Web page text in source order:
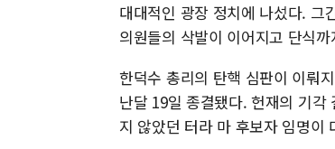
대대적인 광장 정치에 나섰다. 그
의원들의 삭발이 이어지고 단식
한덕수 총리의 탄핵 심판이 이뤄
난달 19일 종결됐다. 헌재의 기
지 않았던 터라 마 후보자 임명이